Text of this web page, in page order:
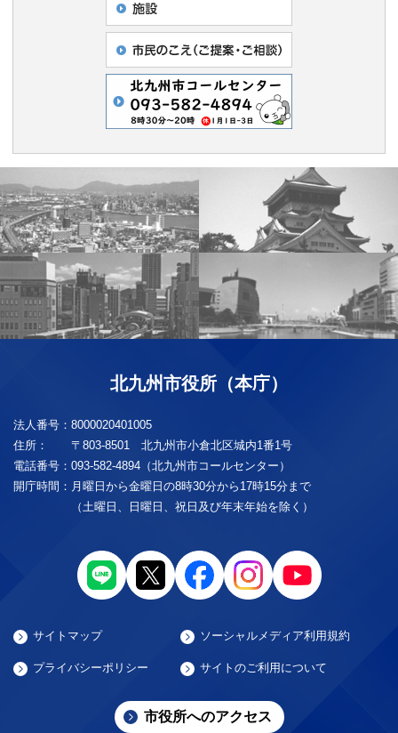
北九州市役所（本庁）
法人番号： 8000020401005
住所：
〒803-8501 北九州市小倉北区城内1番1号
電話番号： 093-582-4894（北九州市コールセンター）
開庁時間： 月曜日から金曜日の8時30分から17時15分まで
（土曜日、日曜日、祝日及び年末年始を除く）
サイトマップ ソーシャルメディア利用規約
プライバシーポリシー サイトのご利用について
市役所へのアクセス